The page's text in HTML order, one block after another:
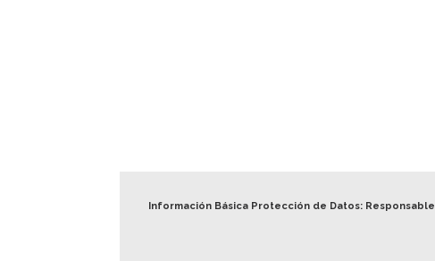
Información Básica Protección de Datos: Responsable